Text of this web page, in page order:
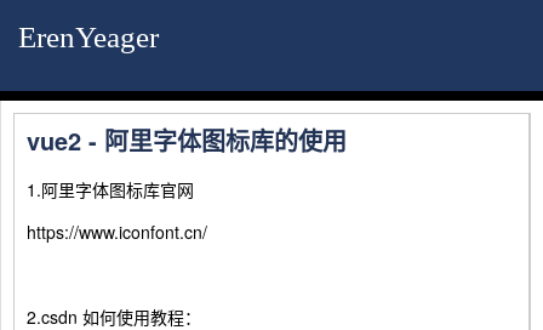
ErenYeager
vue2 - 阿里字体图标库的使用
1.阿里字体图标库官网
https://www.iconfont.cn/
2.csdn 如何使用教程：